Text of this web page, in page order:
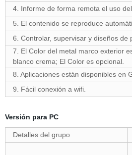
4. Informe de forma remota el uso
5. El contenido se reproduce
6. Controlar, supervisar y diseños
7. El Color del metal marco exterior
blanco crema; El Color es opcional.
8. Aplicaciones están disponibles en
9. Fácil conexión a wifi.
Versión para PC
Detalles del grupo